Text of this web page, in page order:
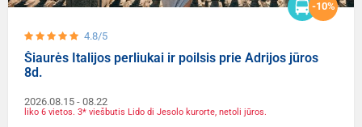
4.8/5
-10%
Šiaurės Italijos perliukai ir poilsis prie Adrijos jūros
8d.
2026.08.15 - 08.22
liko 6 vietos. 3* viešbutis Lido di Jesolo kurorte, netoli jūros.